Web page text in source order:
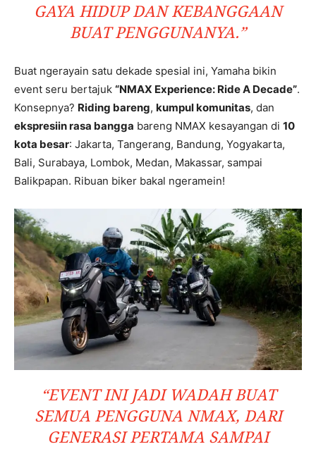
GAYA HIDUP DAN KEBANGGAAN
BUAT PENGGUNANYA.”
Buat ngerayain satu dekade spesial ini, Yamaha bikin
event seru bertajuk “NMAX Experience: Ride A Decade”.
Konsepnya? Riding bareng, kumpul komunitas, dan
ekspresiin rasa bangga bareng NMAX kesayangan di 10
kota besar: Jakarta, Tangerang, Bandung, Yogyakarta,
Bali, Surabaya, Lombok, Medan, Makassar, sampai
Balikpapan. Ribuan biker bakal ngeramein!
“EVENT INI JADI WADAH BUAT
SEMUA PENGGUNA NMAX, DARI
GENERASI PERTAMA SAMPAI